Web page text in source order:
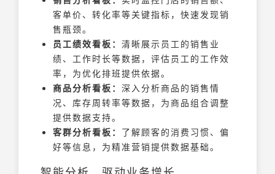
客单价、转化率等关键指标，快速发现销
售瓶颈。
员工绩效看板： 清晰展示员工的销售业
绩、工作时长等数据，评估员工的工作效
率，为优化排班提供依据。
商品分析看板： 深入分析商品的销售情
况、库存周转率等数据，为商品组合调整
提供数据支持。
客群分析看板： 了解顾客的消费习惯、偏
好等信息，为精准营销提供数据基础。